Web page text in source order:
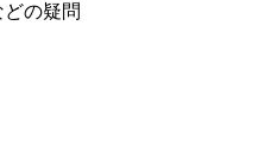
の疑問